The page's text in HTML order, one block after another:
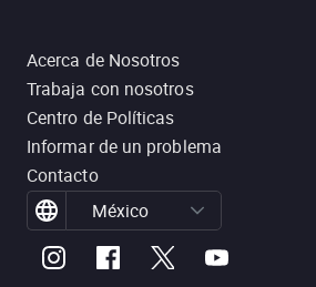
Acerca de Nosotros
Trabaja con nosotros
Centro de Políticas
Informar de un problema
Contacto
México